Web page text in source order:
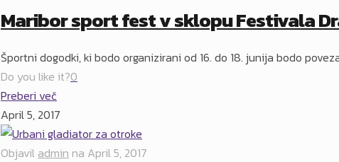
Maribor sport fest v sklopu Festivala
Športni dogodki, ki bodo organizirani od 16. do 18. junija bodo
Do you like it?0
Preberi več
April 5, 2017
Objavil admin na April 5, 2017